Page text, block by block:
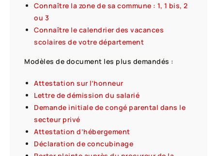
Connaître la zone de sa commune : 1, 1 bis, 2
ou 3
Connaître le calendrier des vacances
scolaires de votre département
Modèles de document les plus demandés :
Attestation sur l’honneur
Lettre de démission du salarié
Demande initiale de congé parental dans le
secteur privé
Attestation d’hébergement
Déclaration de concubinage